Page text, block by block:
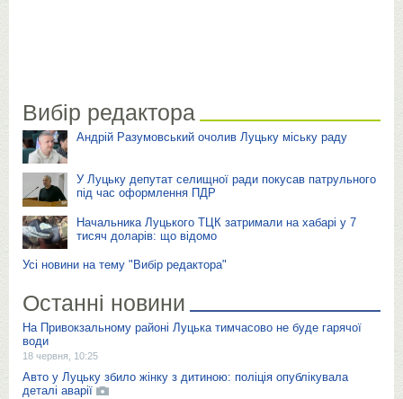
Вибір редактора
Андрій Разумовський очолив Луцьку міську раду
У Луцьку депутат селищної ради покусав патрульного
під час оформлення ПДР
Начальника Луцького ТЦК затримали на хабарі у 7
тисяч доларів: що відомо
Усі новини на тему "Вибір редактора"
Останні новини
На Привокзальному районі Луцька тимчасово не буде гарячої
води
18 червня, 10:25
Авто у Луцьку збило жінку з дитиною: поліція опублікувала
деталі аварії